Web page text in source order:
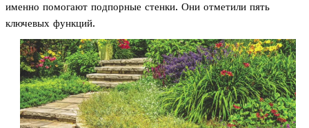
именно помогают подпорные стенки. Они отметили пять
ключевых функций.